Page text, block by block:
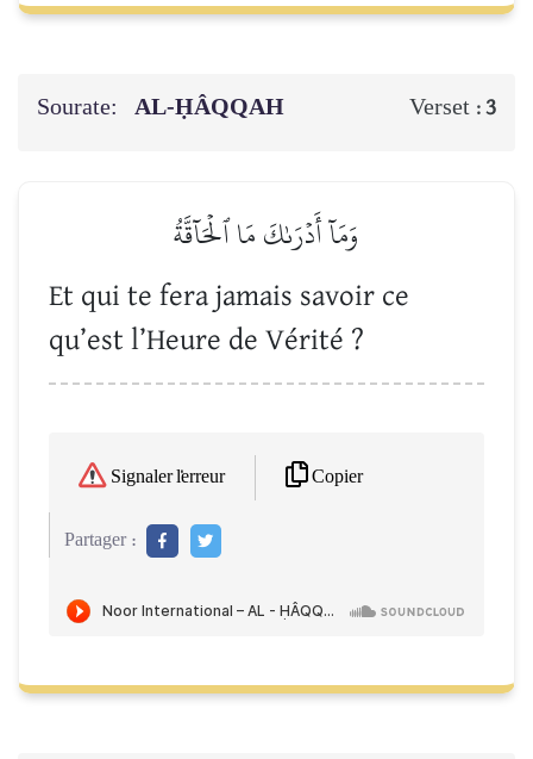
Sourate: AL-ḤÂQQAH Verset :3
وَمَآ أَدۡرَىٰكَ مَا ٱلۡحَآقَّةُ
Et qui te fera jamais savoir ce
qu’est l’Heure de Vérité ?
Signaler l'erreur Copier
Partager :